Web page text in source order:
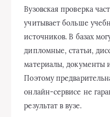
Вузовская проверка
учитывает больше
источников. В базах
дипломные, статьи,
материалы, документы
Поэтому
онлайн-сервисе не
результат в вузе.